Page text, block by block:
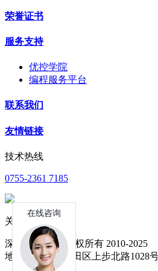
荣誉证书
服务支持
优控学院
编程服务平台
联系我们
友情链接
技术热线
0755-2361 7185
关注公众号
深圳中达优控 版权所有 2010-2025
地址：深圳市福田区上步北路1028